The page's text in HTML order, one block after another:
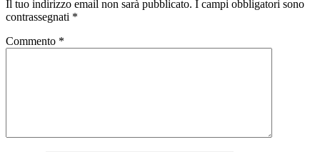
Il tuo indirizzo email non sarà pubblicato. I campi obbligatori sono
contrassegnati *
Commento *